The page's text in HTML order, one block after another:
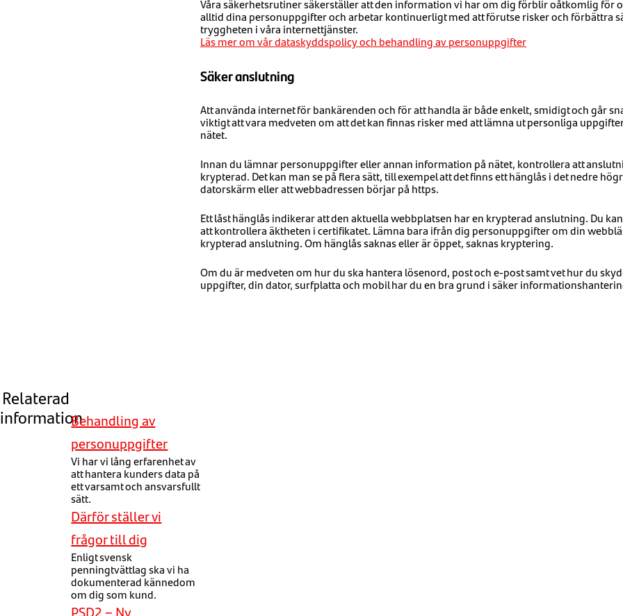
Våra säkerhetsrutiner säkerställer att den information vi har om dig förblir oåtkomlig för
alltid dina personuppgifter och arbetar kontinuerligt med att förutse risker och förbättra
tryggheten i våra internettjänster.
Läs mer om vår dataskyddspolicy och behandling av personuppgifter
Säker anslutning
Att använda internet för bankärenden och för att handla är både enkelt, smidigt och går
viktigt att vara medveten om att det kan finnas risker med att lämna ut personliga
nätet.
Innan du lämnar personuppgifter eller annan information på nätet, kontrollera att
krypterad. Det kan man se på flera sätt, till exempel att det finns ett hänglås i det nedre
datorskärm eller att webbadressen börjar på https.
Ett låst hänglås indikerar att den aktuella webbplatsen har en krypterad anslutning. Du
att kontrollera äktheten i certifikatet. Lämna bara ifrån dig personuppgifter om din
krypterad anslutning. Om hänglås saknas eller är öppet, saknas kryptering.
Om du är medveten om hur du ska hantera lösenord, post och e-post samt vet hur du
uppgifter, din dator, surfplatta och mobil har du en bra grund i säker
Relaterad
informationBehandling av
personuppgifter
Vi har vi lång erfarenhet av
att hantera kunders data på
ett varsamt och ansvarsfullt
sätt.
Därför ställer vi
frågor till dig
Enligt svensk
penningtvättlag ska vi ha
dokumenterad kännedom
om dig som kund.